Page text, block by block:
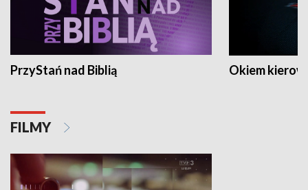
PrzyStań nad Biblią Okiem
FILMY